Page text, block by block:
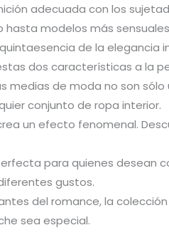
adecuada con los
modelos más
de la elegancia
dos características a la
medias de moda no son
conjunto de ropa interior.
un efecto fenomenal.
para quienes desean
gustos.
del romance, la
sea especial.